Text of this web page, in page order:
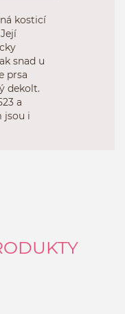
kosticí
snad u
prsa
dekolt.
a
jsou i